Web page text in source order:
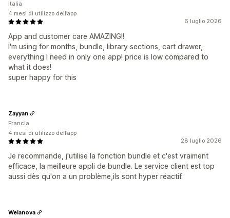
6 luglio 2026
App and customer care AMAZING!!
I'm using for months, bundle, library sections, cart drawer,
everything I need in only one app! price is low compared to
what it does!
super happy for this
Italia
4 mesi di utilizzo dell’app
28 luglio 2026
Je recommande, j'utilise la fonction bundle et c'est vraiment
efficace, la meilleure appli de bundle. Le service client est top
aussi dès qu'on a un problème,ils sont hyper réactif.
Zayyan
Francia
4 mesi di utilizzo dell’app
Welanova